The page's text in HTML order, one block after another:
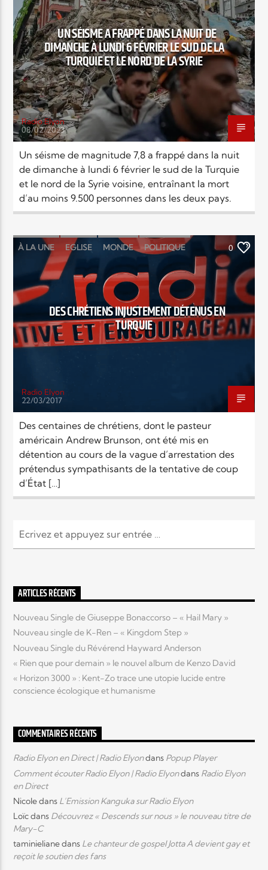
TITRE
ARTISTE
Radio Elyon
Elyon Rhema
Elyon Hits
Elyon Live
UN SÉISME A FRAPPÉ DANS LA NUIT DE
DIMANCHE À LUNDI 6 FÉVRIER LE SUD DE LA
TURQUIE ET LE NORD DE LA SYRIE
Radio Elyon
08/02/2023
Un séisme de magnitude 7,8 a frappé dans la nuit
de dimanche à lundi 6 février le sud de la Turquie
et le nord de la Syrie voisine, entraînant la mort
d’au moins 9.500 personnes dans les deux pays.
À LA UNE EGLISE MONDE POLITIQUE
RELIGIONS
0
DES CHRÉTIENS INJUSTEMENT DÉTENUS EN
TURQUIE
Radio Elyon
22/03/2017
Des centaines de chrétiens, dont le pasteur
américain Andrew Brunson, ont été mis en
détention au cours de la vague d’arrestation des
prétendus sympathisants de la tentative de coup
d’État […]
ARTICLES RÉCENTS
Nouveau Single de Giuseppe Bonaccorso – « Hail Mary »
Nouveau single de K-Ren – « Kingdom Step »
Nouveau Single du Révérend Hayward Anderson
« Rien que pour demain » le nouvel album de Kenzo David
« Horizon 3000 » : Kent-Zo trace une utopie lucide entre
conscience écologique et humanisme
COMMENTAIRES RÉCENTS
Radio Elyon en Direct | Radio Elyondans Popup Player
Comment écouter Radio Elyon | Radio Elyondans Radio Elyon
en Direct
Nicoledans L’Emission Kanguka sur Radio Elyon
Loïcdans Découvrez « Descends sur nous » le nouveau titre de
Mary-C
taminielianedans Le chanteur de gospel Jotta A devient gay et
reçoit le soutien des fans